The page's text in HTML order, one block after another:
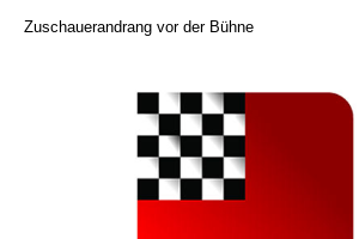
Zuschauerandrang vor der Bühne